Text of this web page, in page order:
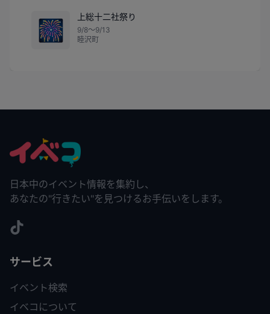
🎆
上総十二社祭り
9/8〜9/13
睦沢町
日本中のイベント情報を集約し、
あなたの"行きたい"を見つけるお手伝いをします。
サービス
イベント検索
イベコについて